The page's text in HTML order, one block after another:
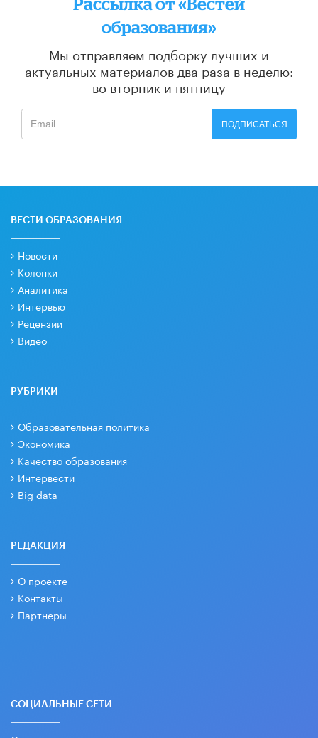
образования»
Мы отправляем подборку лучших и
актуальных материалов два раза в неделю:
во вторник и пятницу
ПОДПИСАТЬСЯ
ВЕСТИ ОБРАЗОВАНИЯ
Новости
Колонки
Аналитика
Интервью
Рецензии
Видео
РУБРИКИ
Образовательная политика
Экономика
Качество образования
Интервести
Big data
РЕДАКЦИЯ
О проекте
Контакты
Партнеры
СОЦИАЛЬНЫЕ СЕТИ